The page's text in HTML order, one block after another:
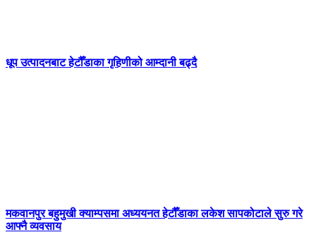
धूप उत्पादनबाट हेटौँडाका गृहिणीको आम्दानी बढ्दै
मकवानपुर बहुमुखी क्याम्पसमा अध्ययनत हेटौँडाका लकेश सापकोटाले सुरु गरे
आफ्नै व्यवसाय